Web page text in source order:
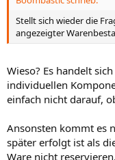
Stellt sich wieder die
angezeigter
Wieso? Es handelt
individuellen
einfach nicht darauf,
Ansonsten kommt es
später erfolgt ist als
Ware nicht reservieren.